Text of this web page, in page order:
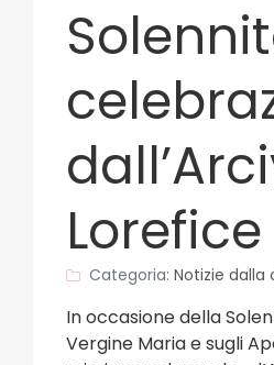
Lorefice
Categoria: Notizie dalla
In occasione della
Vergine Maria e sugli